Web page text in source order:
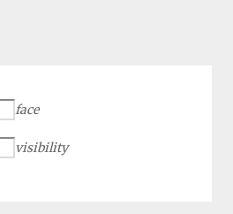
face
visibility